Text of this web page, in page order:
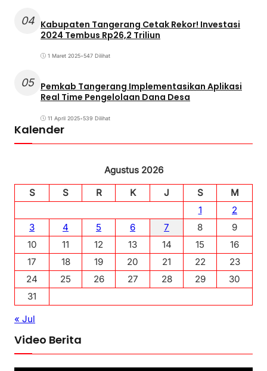
04 Kabupaten Tangerang Cetak Rekor! Investasi
2024 Tembus Rp26,2 Triliun
1 Maret 2025•547 Dilihat
05 Pemkab Tangerang Implementasikan Aplikasi
Real Time Pengelolaan Dana Desa
11 April 2025•539 Dilihat
Kalender
Agustus 2026
S
S R K J S
M
1
2
3
4 5 6 7 8
9
10
11 12 13 14 15
16
17
18 19 20 21 22
23
24
25 26 27 28 29
30
31
« Jul
Video Berita